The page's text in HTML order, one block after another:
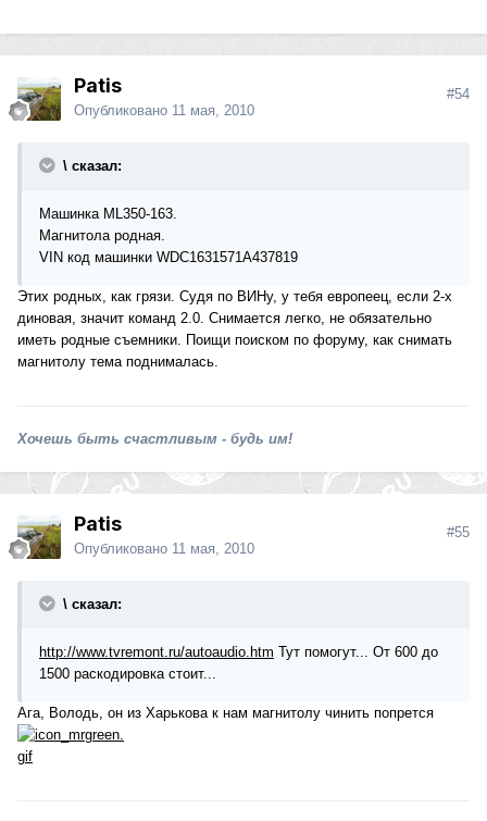
Patis
Опубликовано 11 мая, 2010
#54
\ сказал:
Машинка ML350-163.
Магнитола родная.
VIN код машинки WDC1631571A437819
Этих родных, как грязи. Судя по ВИНу, у тебя европеец, если 2-х
диновая, значит команд 2.0. Снимается легко, не обязательно
иметь родные съемники. Поищи поиском по форуму, как снимать
магнитолу тема поднималась.
Хочешь быть счастливым - будь им!
Patis
Опубликовано 11 мая, 2010
#55
\ сказал:
http://www.tvremont.ru/autoaudio.htm Тут помогут... От 600 до
1500 раскодировка стоит...
Ага, Володь, он из Харькова к нам магнитолу чинить попрется